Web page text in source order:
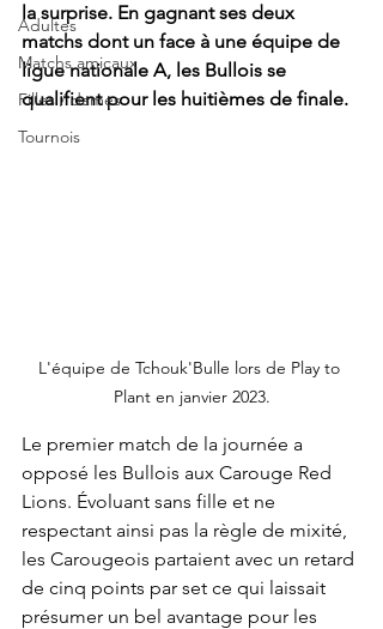
Adultes
Matchs amicaux
Filles / dames
Tournois
la surprise. En gagnant ses deux
matchs dont un face à une équipe de
ligue nationale A, les Bullois se
qualifient pour les huitièmes de finale.
L'équipe de Tchouk'Bulle lors de Play to
Plant en janvier 2023.
Le premier match de la journée a
opposé les Bullois aux Carouge Red
Lions. Évoluant sans fille et ne
respectant ainsi pas la règle de mixité,
les Carougeois partaient avec un retard
de cinq points par set ce qui laissait
présumer un bel avantage pour les